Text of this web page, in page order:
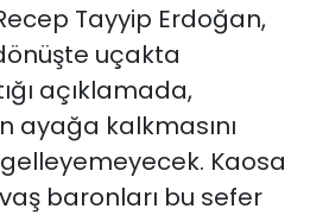
Tayyip Erdoğan,
uçakta
açıklamada,
ayağa kalkmasını
Kaosa
baronları bu sefer